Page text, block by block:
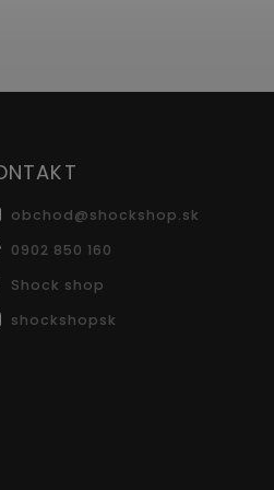
obchod@shockshop.sk
0902 850 160
Shock shop
shockshopsk